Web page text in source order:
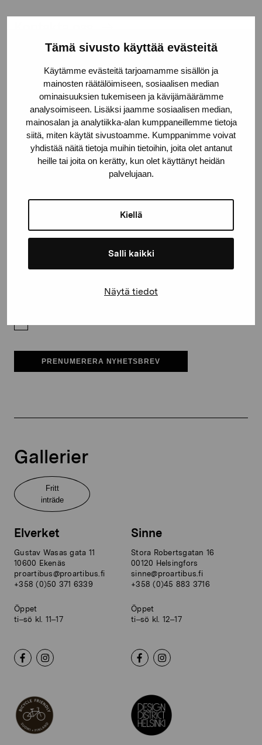
Tämä sivusto käyttää evästeitä
Käytämme evästeitä tarjoamamme sisällön ja
mainosten räätälöimiseen, sosiaalisen median
ominaisuuksien tukemiseen ja kävijämäärämme
analysoimiseen. Lisäksi jaamme sosiaalisen median,
mainosalan ja analytiikka-alan kumppaneillemme tietoja
siitä, miten käytät sivustoamme. Kumppanimme voivat
yhdistää näitä tietoja muihin tietoihin, joita olet antanut
heille tai joita on kerätty, kun olet käyttänyt heidän
palvelujaan.
Kiellä
Salli kaikki
Näytä tiedot
Håll dig uppdaterad om aktuella
utställningar och evenemang
Förnamn
E-postadress
PRENUMERERA NYHETSBREV
Gallerier
Fritt
inträde
Elverket
Gustav Wasas gata 11
10600 Ekenäs
proartibus@proartibus.fi
+358 (0)50 371 6339
Öppet
ti–sö kl. 11–17
Sinne
Stora Robertsgatan 16
00120 Helsingfors
sinne@proartibus.fi
+358 (0)45 883 3716
Öppet
ti–sö kl. 12–17